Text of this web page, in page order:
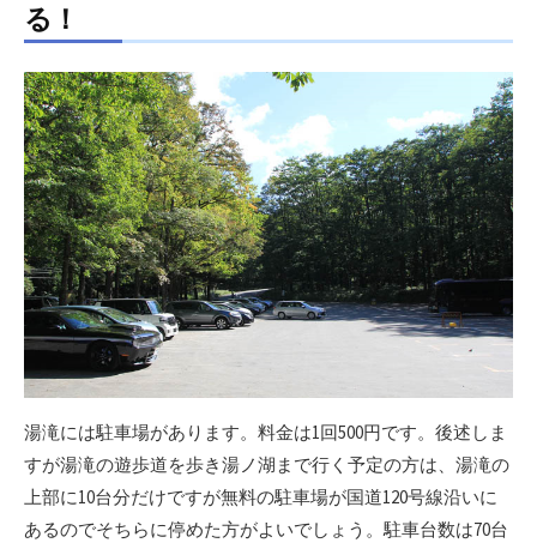
る！
湯滝には駐車場があります。料金は1回500円です。後述しま
すが湯滝の遊歩道を歩き湯ノ湖まで行く予定の方は、湯滝の
上部に10台分だけですが無料の駐車場が国道120号線沿いに
あるのでそちらに停めた方がよいでしょう。駐車台数は70台